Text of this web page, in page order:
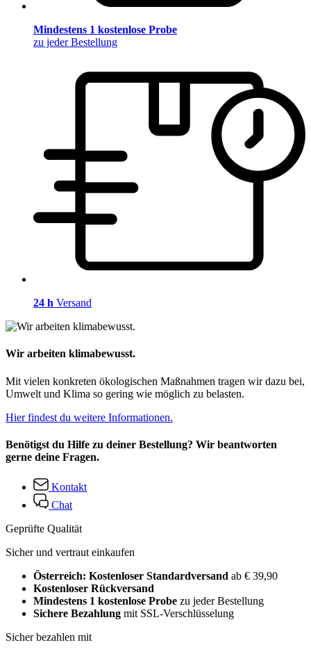
Mindestens 1 kostenlose Probe
zu jeder Bestellung
24 h Versand
Wir arbeiten klimabewusst.
Mit vielen konkreten ökologischen Maßnahmen tragen wir dazu bei,
Umwelt und Klima so gering wie möglich zu belasten.
Hier findest du weitere Informationen.
Benötigst du Hilfe zu deiner Bestellung? Wir beantworten
gerne deine Fragen.
Kontakt
Chat
Geprüfte Qualität
Sicher und vertraut einkaufen
Österreich: Kostenloser Standardversand ab € 39,90
Kostenloser Rückversand
Mindestens 1 kostenlose Probe zu jeder Bestellung
Sichere Bezahlung mit SSL-Verschlüsselung
Sicher bezahlen mit